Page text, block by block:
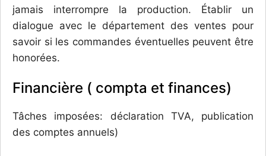
jamais interrompre la production. Établir un
dialogue avec le département des ventes pour
savoir si les commandes éventuelles peuvent être
honorées.
Financière ( compta et finances)
Tâches imposées: déclaration TVA, publication
des comptes annuels)